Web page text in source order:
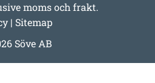
moms och frakt.
| Sitemap
Söve AB